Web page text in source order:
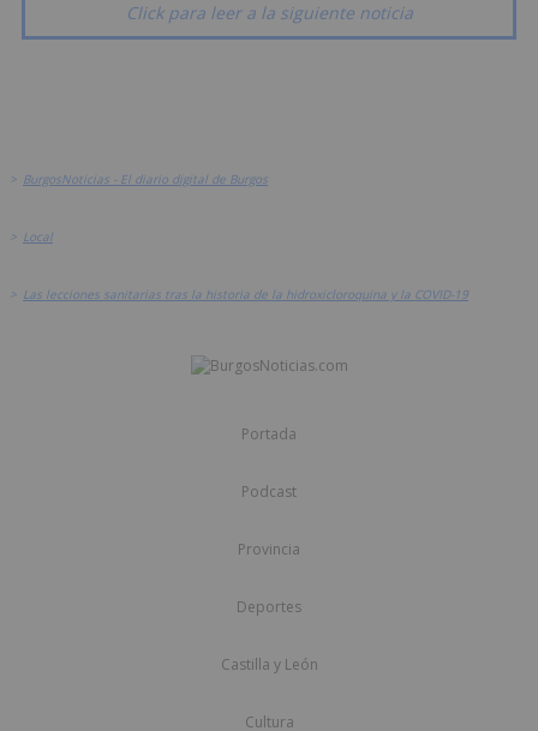
Click para leer a la siguiente noticia
> BurgosNoticias - El diario digital de Burgos
> Local
> Las lecciones sanitarias tras la historia de la hidroxicloroquina y la COVID-19
Portada
Podcast
Provincia
Deportes
Castilla y León
Cultura